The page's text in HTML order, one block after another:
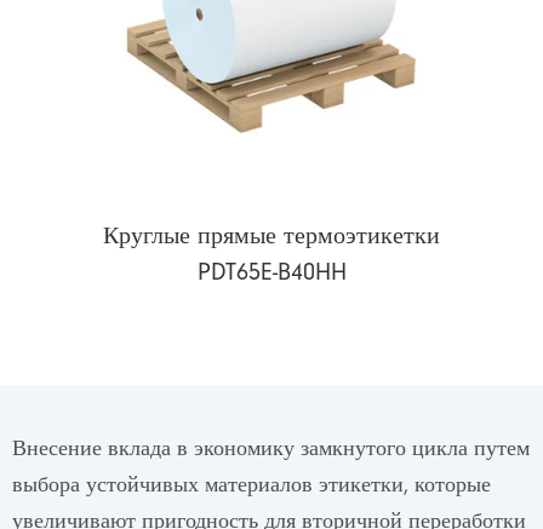
Круглые прямые термоэтикетки
PDT65E-B40HH
Внесение вклада в экономику замкнутого цикла путем
выбора устойчивых материалов этикетки, которые
увеличивают пригодность для вторичной переработки